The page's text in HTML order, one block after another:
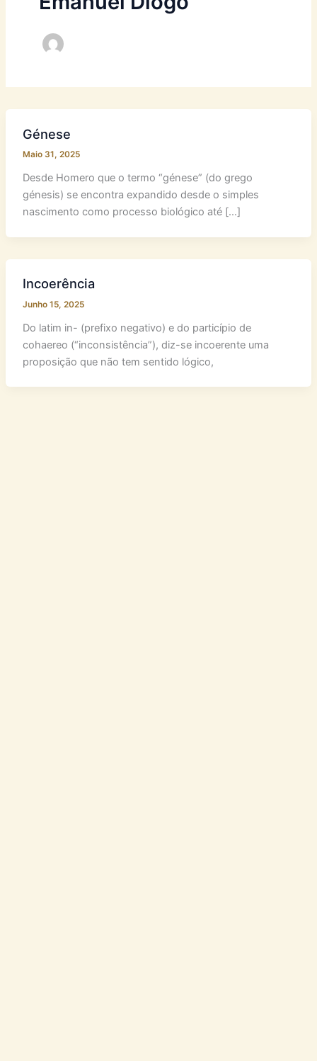
Génese
Maio 31, 2025
Desde Homero que o termo “génese” (do grego
génesis) se encontra expandido desde o simples
nascimento como processo biológico até […]
Incoerência
Junho 15, 2025
Do latim in- (prefixo negativo) e do particípio de
cohaereo (“inconsistência”), diz-se incoerente uma
proposição que não tem sentido lógico,